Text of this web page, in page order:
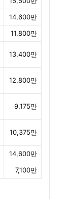
14,600만
11,800만
13,400만
12,800만
9,175만
10,375만
14,600만
7,100만